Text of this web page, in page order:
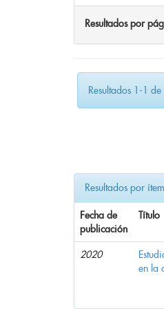
Resultados por
Resultados 1-1 de
Resultados por
Fecha de
publicación
Título
2020
en la